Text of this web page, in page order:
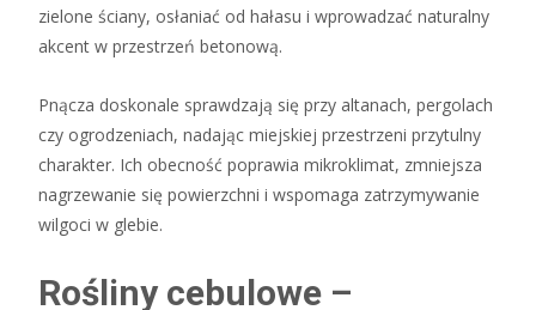
zielone ściany, osłaniać od hałasu i wprowadzać naturalny
akcent w przestrzeń betonową.
Pnącza doskonale sprawdzają się przy altanach, pergolach
czy ogrodzeniach, nadając miejskiej przestrzeni przytulny
charakter. Ich obecność poprawia mikroklimat, zmniejsza
nagrzewanie się powierzchni i wspomaga zatrzymywanie
wilgoci w glebie.
Rośliny cebulowe –